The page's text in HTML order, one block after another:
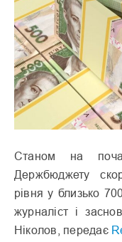
Станом на
Держбюджету
рівня у близько
журналіст і
Ніколов, передає